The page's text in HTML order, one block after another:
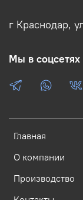
Главная
О компании
Производство
г Краснодар,
Мы в соцсетях